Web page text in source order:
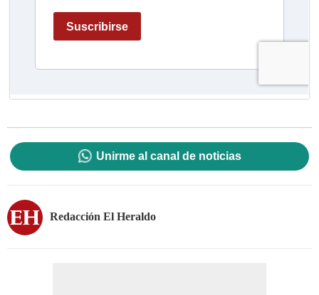
Unirme al canal de noticias
Redacción El Heraldo